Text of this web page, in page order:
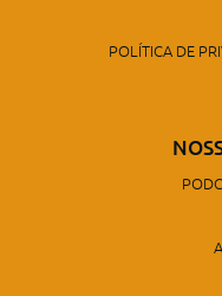
POLÍTICA DE